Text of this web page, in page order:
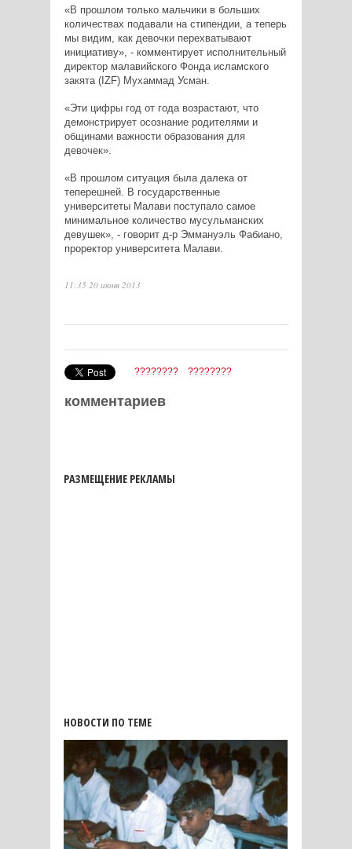
«В прошлом только мальчики в больших
количествах подавали на стипендии, а теперь
мы видим, как девочки перехватывают
инициативу», - комментирует исполнительный
директор малавийского Фонда исламского
закята (IZF) Мухаммад Усман.
«Эти цифры год от года возрастают, что
демонстрирует осознание родителями и
общинами важности образования для
девочек».
«В прошлом ситуация была далека от
теперешней. В государственные
университеты Малави поступало самое
минимальное количество мусульманских
девушек», - говорит д-р Эммануэль Фабиано,
проректор университета Малави.
11:35 20 июня 2013
???????? ????????
комментариев
РАЗМЕЩЕНИЕ РЕКЛАМЫ
НОВОСТИ ПО ТЕМЕ